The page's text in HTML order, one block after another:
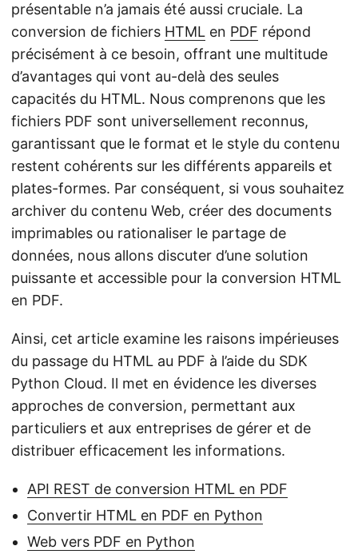
présentable n’a jamais été aussi cruciale. La
conversion de fichiers HTML en PDF répond
précisément à ce besoin, offrant une multitude
d’avantages qui vont au-delà des seules
capacités du HTML. Nous comprenons que les
fichiers PDF sont universellement reconnus,
garantissant que le format et le style du contenu
restent cohérents sur les différents appareils et
plates-formes. Par conséquent, si vous souhaitez
archiver du contenu Web, créer des documents
imprimables ou rationaliser le partage de
données, nous allons discuter d’une solution
puissante et accessible pour la conversion HTML
en PDF.
Ainsi, cet article examine les raisons impérieuses
du passage du HTML au PDF à l’aide du SDK
Python Cloud. Il met en évidence les diverses
approches de conversion, permettant aux
particuliers et aux entreprises de gérer et de
distribuer efficacement les informations.
API REST de conversion HTML en PDF
Convertir HTML en PDF en Python
Web vers PDF en Python